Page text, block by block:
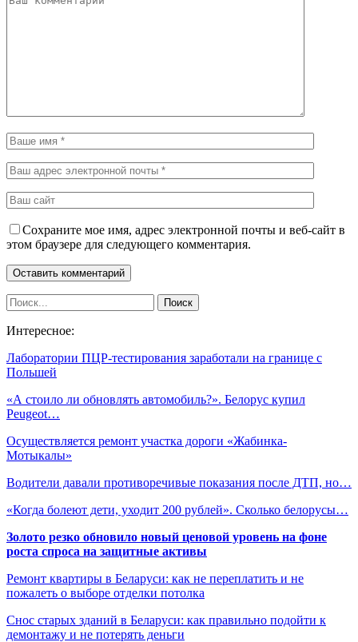
Сохраните мое имя, адрес электронной почты и веб-сайт в
этом браузере для следующего комментария.
Интересное:
Лаборатории ПЦР-тестирования заработали на границе с
Польшей
«А стоило ли обновлять автомобиль?». Белорус купил
Peugeot…
Осуществляется ремонт участка дороги «Жабинка-
Мотыкалы»
Водители давали противоречивые показания после ДТП, но…
«Когда болеют дети, уходит 200 рублей». Сколько белорусы…
Золото резко обновило новый ценовой уровень на фоне
роста спроса на защитные активы
Ремонт квартиры в Беларуси: как не переплатить и не
пожалеть о выборе отделки потолка
Снос старых зданий в Беларуси: как правильно подойти к
демонтажу и не потерять деньги